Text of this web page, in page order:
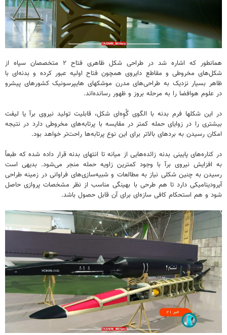
همانطور که اشاره شد در طراحی شکل ظاهری فتاح ۲ متخصصان سپاه از
شکل‌های مخروطی و مقاطع دایروی همچون فتاح اولیه عبور کرده و بدنه‌ای با
ظاهر بسیار نزدیک به طراحی‌های مدرن موشکهای هایپرسونیک کشورهای پیشرو
در علوم هوافضا را به مرحله بروز و ظهور رسانده‌اند.
در این شکلها فرم بدنه با الگوی گُوِه‌ای شکل، قابلیت تولید نیروی برآ یا لیفت
بیشتری را در زوایای حمله کمتر در مقایسه با پرتابه‌های مخروطی دارد در نتیجه
امکان رسیدن به بردهای بالاتر برای این نوع پرتابه‌ها راحت‌تر خواهد بود.
در کناره‌های پایینی بدنه زائده‌هایی از میانه تا انتهای بدنه قرار داده شده که طبعاً
به افزایش نیروی برآ با وجود کمترین زاویه حمله منجر می‌شود. بدیهی است
رسیدن به چنین شکلی نیاز به مطالعات و شبیه‌سازی‌های فراوانی در زمینه طراحی
آیرودینامیکی دارد تا هم طرحی با بهینگی مناسب از نظر مشخصات پروازی حاصل
شود و هم استحکام کافی سازه‌ای برای آن قابل حصول باشد.